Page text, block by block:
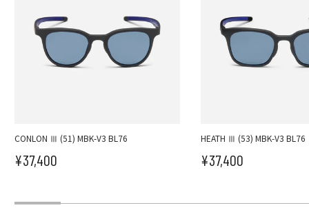
CONLON Ⅲ (51) MBK-V3 BL76
セール価格
¥37,400
HEATH Ⅲ (53) MBK-V3 BL76
セール価格
¥37,400